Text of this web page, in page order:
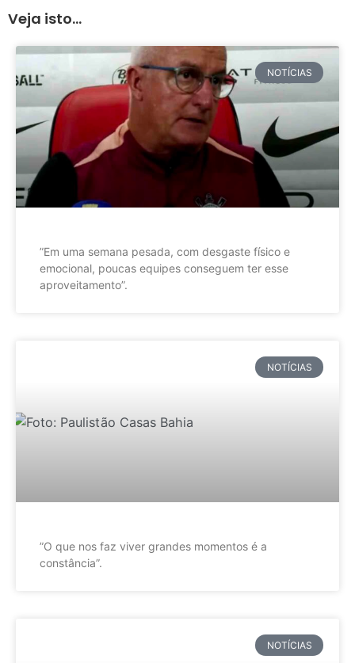
Veja isto...
NOTÍCIAS
”Em uma semana pesada, com desgaste físico e
emocional, poucas equipes conseguem ter esse
aproveitamento”.
NOTÍCIAS
”O que nos faz viver grandes momentos é a
constância”.
NOTÍCIAS